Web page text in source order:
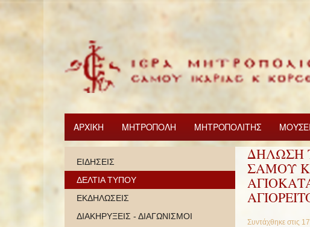
ΑΡΧΙΚΗ ΜΗΤΡΟΠΟΛΗ ΜΗΤΡΟΠΟΛΙΤΗΣ
ΔΗΛΩΣΗ
ΣΑΜΟΥ
Συντάχθηκε στις
ΕΙΔΗΣΕΙΣ
ΔΕΛΤΙΑ ΤΥΠΟΥ
ΕΚΔΗΛΩΣΕΙΣ
ΔΙΑΚΗΡΥΞΕΙΣ - ΔΙΑΓΩΝΙΣΜΟΙ